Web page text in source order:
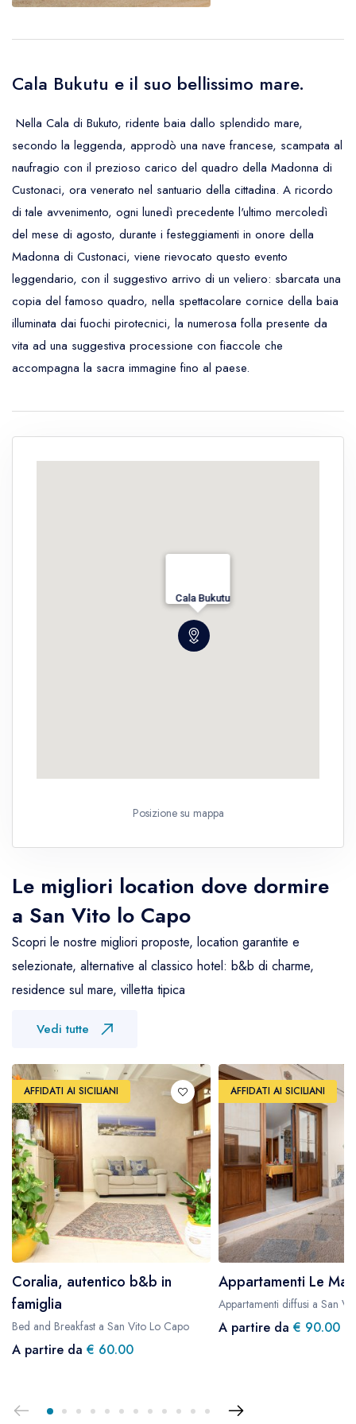
Cala Bukutu e il suo bellissimo mare.
Nella Cala di Bukuto, ridente baia dallo splendido mare,
secondo la leggenda, approdò una nave francese, scampata al
naufragio con il prezioso carico del quadro della Madonna di
Custonaci, ora venerato nel santuario della cittadina. A ricordo
di tale avvenimento, ogni lunedì precedente l'ultimo mercoledì
del mese di agosto, durante i festeggiamenti in onore della
Madonna di Custonaci, viene rievocato questo evento
leggendario, con il suggestivo arrivo di un veliero: sbarcata una
copia del famoso quadro, nella spettacolare cornice della baia
illuminata dai fuochi pirotecnici, la numerosa folla presente da
vita ad una suggestiva processione con fiaccole che
accompagna la sacra immagine fino al paese.
Cala Bukutu
Posizione su mappa
Le migliori location dove dormire
a San Vito lo Capo
Scopri le nostre migliori proposte, location garantite e
selezionate, alternative al classico hotel: b&b di charme,
residence sul mare, villetta tipica
Vedi tutte
AFFIDATI AI SICILIANI
Coralia, autentico b&b in
famiglia
Bed and Breakfast a San Vito Lo Capo
A partire da € 60.00
AFFIDATI AI SICILIANI
Appartamenti Le
Appartamenti diffusi a San
A partire da € 90.00